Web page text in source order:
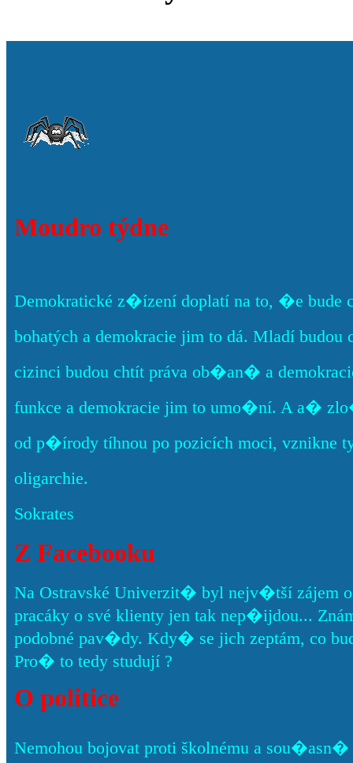
Moudro týdne
Demokratické z�ízení doplatí na to, �e
bohatých a demokracie jim to dá. Mladí
cizinci budou chtít práva ob�an� a
funkce a demokracie jim to umo�ní. A a�
od p�írody tíhnou po pozicích moci, vznikne
oligarchie.
Sokrates
Z Facebooku
Na Ostravské Univerzit� byl nejv�tší zájem
pracáky o své klienty jen tak nep�ijdou...
podobné pav�dy. Kdy� se jich zeptám, co
Pro� to tedy studují ?
O politice
Nemohou bojovat proti školnému a